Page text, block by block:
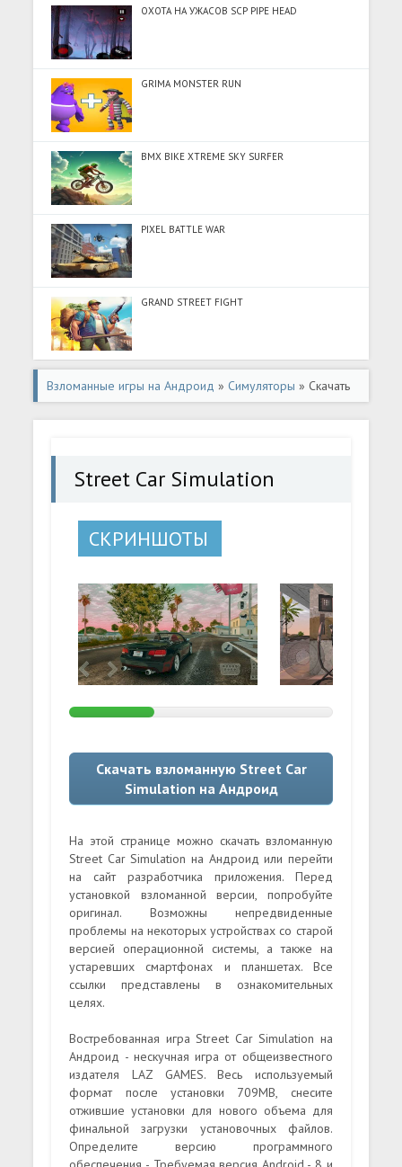
ОХОТА НА УЖАСОВ SCP PIPE HEAD
GRIMA MONSTER RUN
BMX BIKE XTREME SKY SURFER
PIXEL BATTLE WAR
GRAND STREET FIGHT
Взломанные игры на Андроид » Симуляторы » Скачать
Street Car Simulation (Разблокировано все) на Андроид
Street Car Simulation
СКРИНШОТЫ
Скачать взломанную Street Car
Simulation на Андроид
На этой странице можно скачать взломанную
Street Car Simulation на Андроид или перейти
на сайт разработчика приложения. Перед
установкой взломанной версии, попробуйте
оригинал. Возможны непредвиденные
проблемы на некоторых устройствах со старой
версией операционной системы, а также на
устаревших смартфонах и планшетах. Все
ссылки представлены в ознакомительных
целях.
Востребованная игра Street Car Simulation на
Андроид - нескучная игра от общеизвестного
издателя LAZ GAMES. Весь используемый
формат после установки 709MB, снесите
отжившие установки для нового объема для
финальной загрузки установочных файлов.
Определите версию программного